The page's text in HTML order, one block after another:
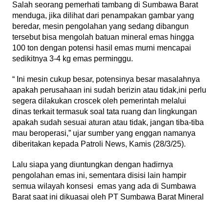
Salah seorang pemerhati tambang di Sumbawa Barat
menduga, jika dilihat dari penampakan gambar yang
beredar, mesin pengolahan yang sedang dibangun
tersebut bisa mengolah batuan mineral emas hingga
100 ton dengan potensi hasil emas murni mencapai
sedikitnya 3-4 kg emas perminggu.
“ Ini mesin cukup besar, potensinya besar masalahnya
apakah perusahaan ini sudah berizin atau tidak,ini perlu
segera dilakukan croscek oleh pemerintah melalui
dinas terkait termasuk soal tata ruang dan lingkungan
apakah sudah sesuai aturan atau tidak, jangan tiba-tiba
mau beroperasi,” ujar sumber yang enggan namanya
diberitakan kepada Patroli News, Kamis (28/3/25).
Lalu siapa yang diuntungkan dengan hadirnya
pengolahan emas ini, sementara disisi lain hampir
semua wilayah konsesi emas yang ada di Sumbawa
Barat saat ini dikuasai oleh PT Sumbawa Barat Mineral